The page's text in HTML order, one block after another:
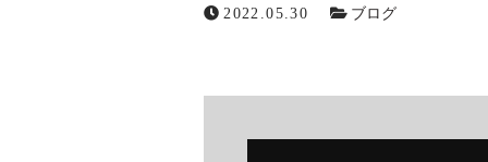
2022.05.30 ブログ